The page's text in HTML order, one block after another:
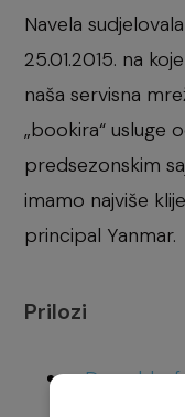
Navela
25.01.2015. na
naša servisna
„bookira“ usluge
predsezonskim
imamo najviše
principal Yanmar.
Prilozi